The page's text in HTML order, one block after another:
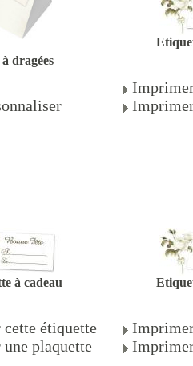
dragées
à cadeau
étiquette
plaquette